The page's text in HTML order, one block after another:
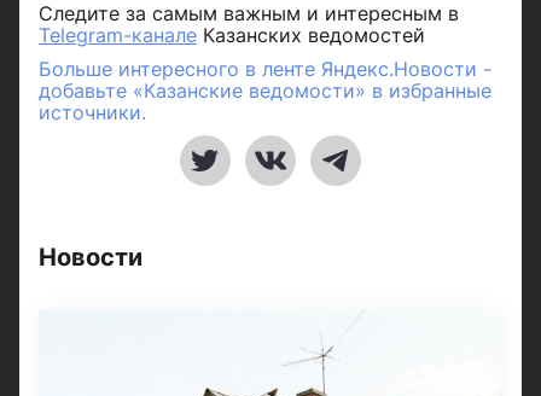
Следите за самым важным и интересным в
Telegram-канале Казанских ведомостей
Больше интересного в ленте Яндекс.Новости -
добавьте «Казанские ведомости» в избранные
источники.
Новости